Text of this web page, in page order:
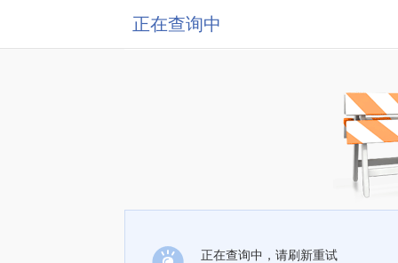
正在查询中
正在查询中，请刷新重试